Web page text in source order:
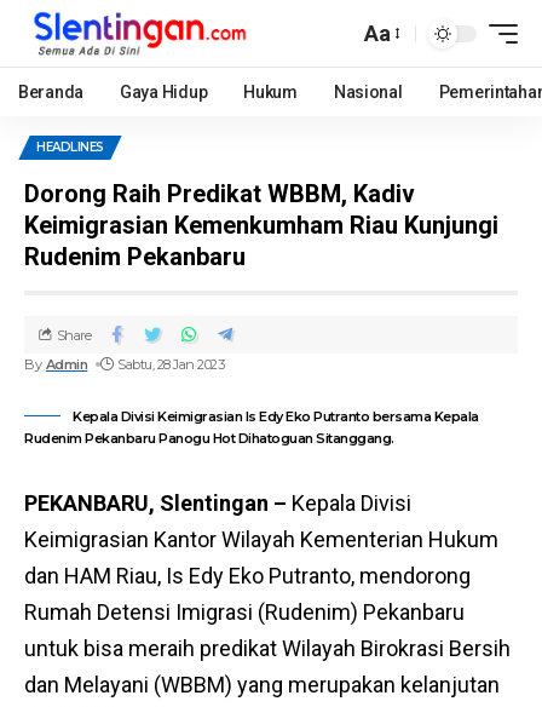
Aa
Beranda Gaya Hidup Hukum Nasional
HEADLINES
Dorong Raih Predikat WBBM, Kadiv
Keimigrasian Kemenkumham Riau Kunjungi
Rudenim Pekanbaru
By Admin Sabtu, 28 Jan 2023
Share
Kepala Divisi Keimigrasian Is Edy Eko Putranto bersama Kepala
Rudenim Pekanbaru Panogu Hot Dihatoguan Sitanggang.
PEKANBARU, Slentingan – Kepala Divisi
Keimigrasian Kantor Wilayah Kementerian Hukum
dan HAM Riau, Is Edy Eko Putranto, mendorong
Rumah Detensi Imigrasi (Rudenim) Pekanbaru
untuk bisa meraih predikat Wilayah Birokrasi Bersih
dan Melayani (WBBM) yang merupakan kelanjutan